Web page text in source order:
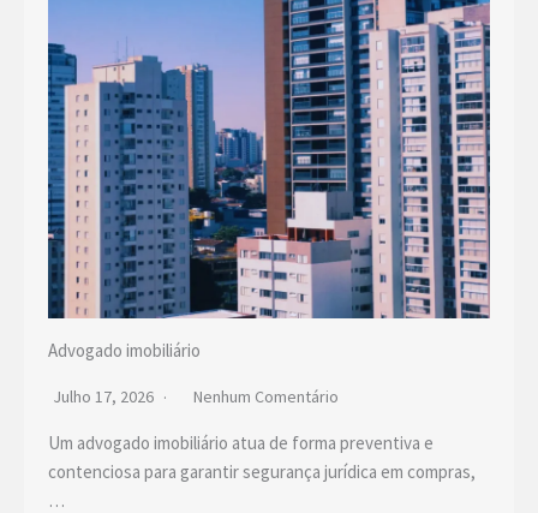
Advogado imobiliário
Julho 17, 2026 Nenhum Comentário
Um advogado imobiliário atua de forma preventiva e
contenciosa para garantir segurança jurídica em compras,
…